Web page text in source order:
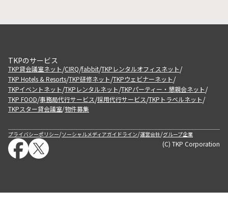
TKPのサービス
TKP貸会議室ネット/CIRQ/fabbit/TKPレンタルオフィスネット/
TKP Hotels & Resorts/TKP研修ネット/TKPウェビナーネット/
TKPイベントネット/TKPレンタルネット/TKPパーティー・懇親会ネット/
TKP FOOD/事務局代行サービス/採用代行サービス/TKPトラベルネット/
TKPスター貸会議室/物件募集
プライバシーポリシー/ソーシャルメディアガイドライン/運営会社/グループ企業
(C) TKP Corporation